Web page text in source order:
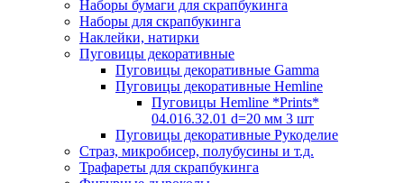
Наборы бумаги для скрапбукинга
Наборы для скрапбукинга
Наклейки, натирки
Пуговицы декоративные
Пуговицы декоративные Gamma
Пуговицы декоративные Hemline
Пуговицы Hemline *Prints*
04.016.32.01 d=20 мм 3 шт
Пуговицы декоративные Рукоделие
Страз, микробисер, полубусины и т.д.
Трафареты для скрапбукинга